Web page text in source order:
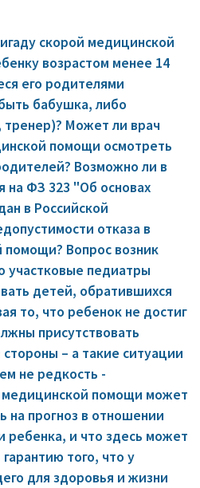
скорой медицинской
возрастом менее 14
его родителями
бабушка, либо
Может ли врач
помощи осмотреть
Возможно ли в
на ФЗ 323 "Об основах
в Российской
отказа в
Вопрос возник
участковые педиатры
детей, обратившихся
то, что ребенок не достиг
присутствовать
– а такие ситуации
не редкость -
медицинской помощи может
на прогноз в отношении
ребенка, и что здесь может
того, что у
для здоровья и жизни